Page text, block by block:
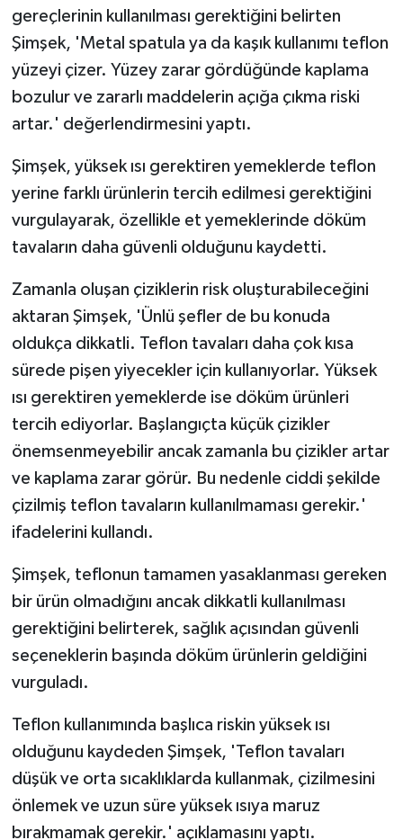
gereçlerinin kullanılması gerektiğini belirten
Şimşek, 'Metal spatula ya da kaşık kullanımı teflon
yüzeyi çizer. Yüzey zarar gördüğünde kaplama
bozulur ve zararlı maddelerin açığa çıkma riski
artar.' değerlendirmesini yaptı.
Şimşek, yüksek ısı gerektiren yemeklerde teflon
yerine farklı ürünlerin tercih edilmesi gerektiğini
vurgulayarak, özellikle et yemeklerinde döküm
tavaların daha güvenli olduğunu kaydetti.
Zamanla oluşan çiziklerin risk oluşturabileceğini
aktaran Şimşek, 'Ünlü şefler de bu konuda
oldukça dikkatli. Teflon tavaları daha çok kısa
sürede pişen yiyecekler için kullanıyorlar. Yüksek
ısı gerektiren yemeklerde ise döküm ürünleri
tercih ediyorlar. Başlangıçta küçük çizikler
önemsenmeyebilir ancak zamanla bu çizikler artar
ve kaplama zarar görür. Bu nedenle ciddi şekilde
çizilmiş teflon tavaların kullanılmaması gerekir.'
ifadelerini kullandı.
Şimşek, teflonun tamamen yasaklanması gereken
bir ürün olmadığını ancak dikkatli kullanılması
gerektiğini belirterek, sağlık açısından güvenli
seçeneklerin başında döküm ürünlerin geldiğini
vurguladı.
Teflon kullanımında başlıca riskin yüksek ısı
olduğunu kaydeden Şimşek, 'Teflon tavaları
düşük ve orta sıcaklıklarda kullanmak, çizilmesini
önlemek ve uzun süre yüksek ısıya maruz
bırakmamak gerekir.' açıklamasını yaptı.